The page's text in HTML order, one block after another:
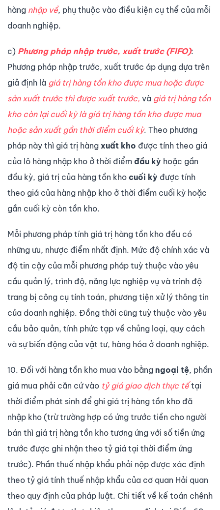
hàng nhập về, phụ thuộc vào điều kiện cụ thể của mỗi
doanh nghiệp.
c) Phương pháp nhập trước, xuất trước (FIFO):
Phương pháp nhập trước, xuất trước áp dụng dựa trên
giả định là giá trị hàng tồn kho được mua hoặc được
sản xuất trước thì được xuất trước, và giá trị hàng tồn
kho còn lại cuối kỳ là giá trị hàng tồn kho được mua
hoặc sản xuất gần thời điểm cuối kỳ. Theo phương
pháp này thì giá trị hàng xuất kho được tính theo giá
của lô hàng nhập kho ở thời điểm đầu kỳ hoặc gần
đầu kỳ, giá trị của hàng tồn kho cuối kỳ được tính
theo giá của hàng nhập kho ở thời điểm cuối kỳ hoặc
gần cuối kỳ còn tồn kho.
Mỗi phương pháp tính giá trị hàng tồn kho đều có
những ưu, nhược điểm nhất định. Mức độ chính xác và
độ tin cậy của mỗi phương pháp tuỳ thuộc vào yêu
cầu quản lý, trình độ, năng lực nghiệp vụ và trình độ
trang bị công cụ tính toán, phương tiện xử lý thông tin
của doanh nghiệp. Đồng thời cũng tuỳ thuộc vào yêu
cầu bảo quản, tính phức tạp về chủng loại, quy cách
và sự biến động của vật tư, hàng hóa ở doanh nghiệp.
10. Đối với hàng tồn kho mua vào bằng ngoại tệ, phần
giá mua phải căn cứ vào tỷ giá giao dịch thực tếtại
thời điểm phát sinh để ghi giá trị hàng tồn kho đã
nhập kho (trừ trường hợp có ứng trước tiền cho người
bán thì giá trị hàng tồn kho tương ứng với số tiền ứng
trước được ghi nhận theo tỷ giá tại thời điểm ứng
trước). Phần thuế nhập khẩu phải nộp được xác định
theo tỷ giá tính thuế nhập khẩu của cơ quan Hải quan
theo quy định của pháp luật. Chi tiết về kế toán chênh